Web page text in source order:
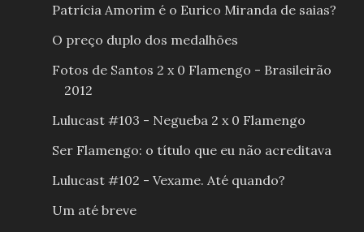
Patrícia Amorim é o Eurico Miranda de saias?
O preço duplo dos medalhões
Fotos de Santos 2 x 0 Flamengo - Brasileirão
2012
Lulucast #103 - Negueba 2 x 0 Flamengo
Ser Flamengo: o título que eu não acreditava
Lulucast #102 - Vexame. Até quando?
Um até breve